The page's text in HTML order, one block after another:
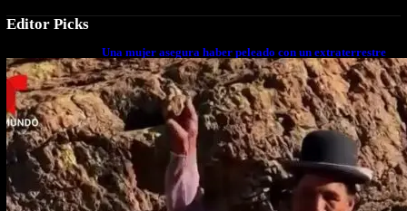
Editor Picks
Una mujer asegura haber peleado con un extraterrestre
cuerpo a cuerpo